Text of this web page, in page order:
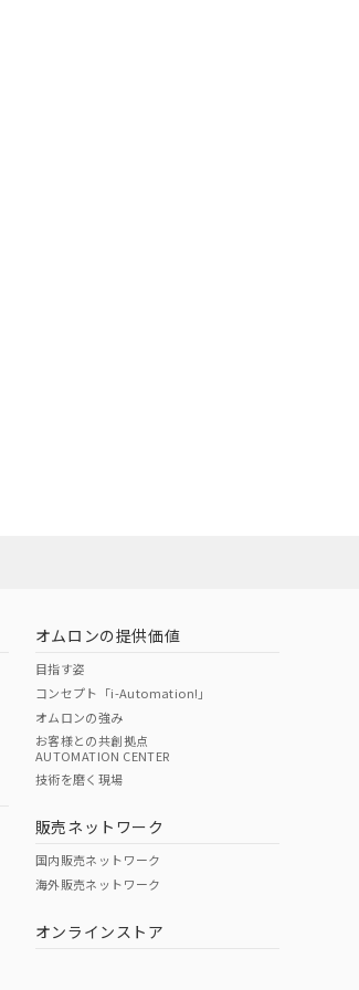
O
オムロンの提供価値
目指す姿
コンセプト「i-Automation!」
オムロンの強み
お客様との共創拠点
AUTOMATION CENTER
技術を磨く現場
販売ネットワーク
国内販売ネットワーク
海外販売ネットワーク
オンラインストア